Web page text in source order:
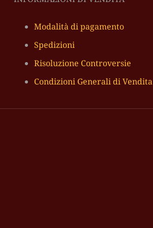
Modalità di pagamento
Spedizioni
Risoluzione Controversie
Condizioni Generali di Vendita